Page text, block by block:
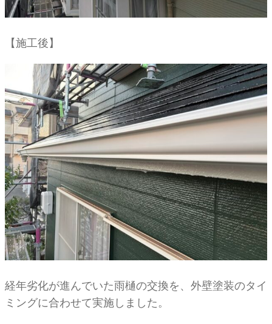
【施工後】
経年劣化が進んでいた雨樋の交換を、外壁塗装のタイ
ミングに合わせて実施しました。